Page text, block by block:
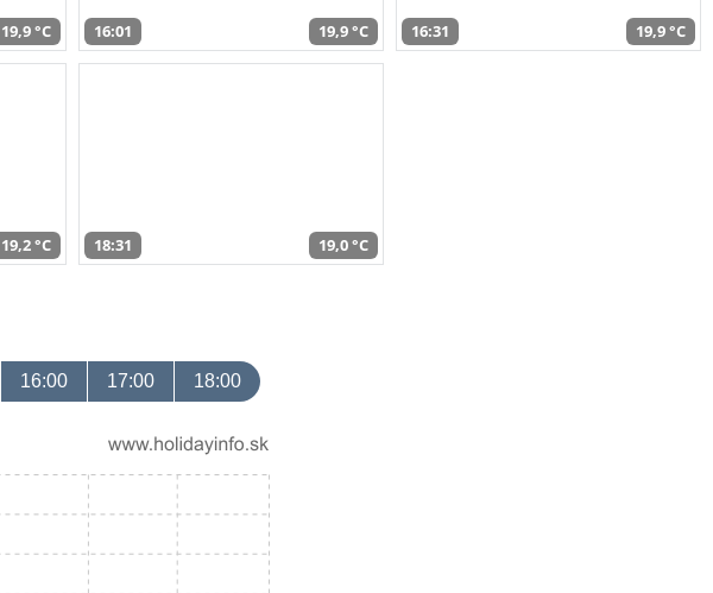
19,9 °C 16:01 19,9 °C 16:31 19,9 °C
19,2 °C 18:31 19,0 °C
16:00 17:00 18:00